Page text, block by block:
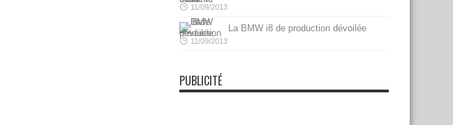
11/09/2013
La BMW i8 de production dévoilée
11/09/2013
PUBLICITÉ